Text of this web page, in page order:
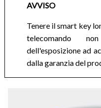
AVVISO
Tenere il smart key
telecomando
dell'esposizione ad
dalla garanzia del